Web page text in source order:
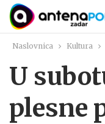
Naslovnica Kultura
U
plesne